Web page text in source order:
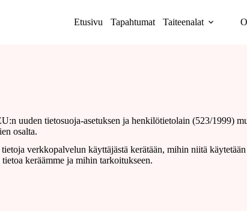
Etusivu Tapahtumat Taiteenalat
uuden tietosuoja-asetuksen ja henkilötietolain (523/1999)
osalta.
verkkopalvelun käyttäjästä kerätään, mihin niitä
keräämme ja mihin tarkoitukseen.